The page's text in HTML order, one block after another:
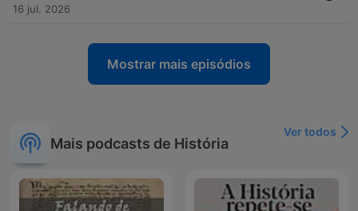
16 jul. 2026
Mostrar mais episódios
Mais podcasts de História
Ver todos